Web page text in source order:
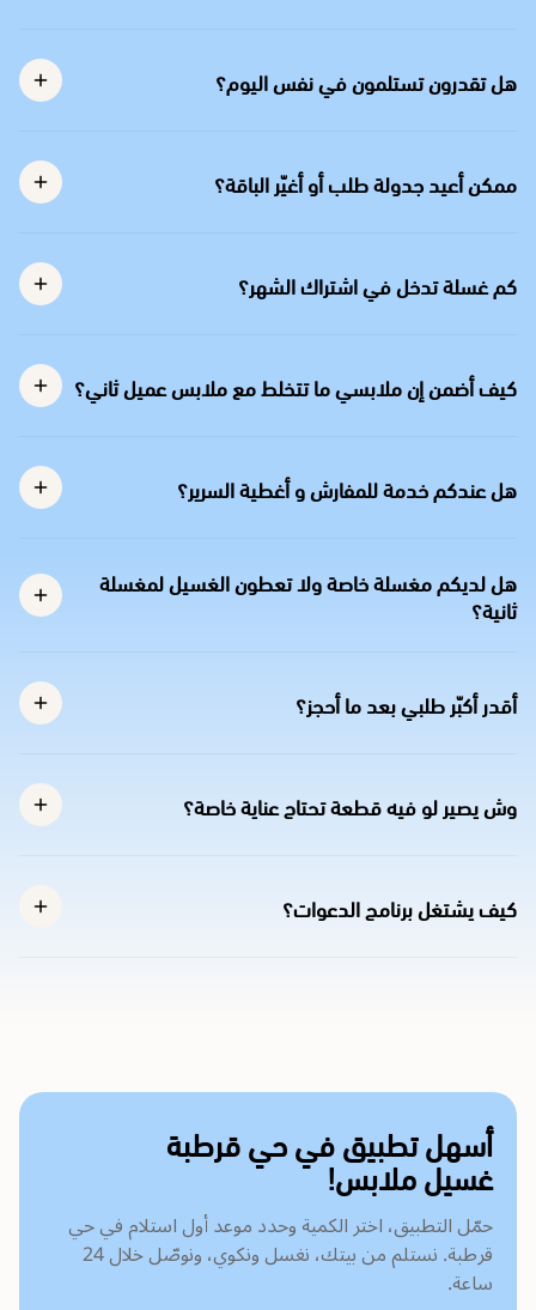
هل تقدرون تستلمون في نفس اليوم؟
ممكن أعيد جدولة طلب أو أغيّر الباقة؟
كم غسلة تدخل في اشتراك الشهر؟
كيف أضمن إن ملابسي ما تتخلط مع ملابس عميل ثاني؟
هل عندكم خدمة للمفارش و أغطية السرير؟
هل لديكم مغسلة خاصة ولا تعطون الغسيل لمغسلة
ثانية؟
أقدر أكبّر طلبي بعد ما أحجز؟
وش يصير لو فيه قطعة تحتاج عناية خاصة؟
كيف يشتغل برنامج الدعوات؟
أسهل تطبيق في حي قرطبة
غسيل ملابس!
حمّل التطبيق، اختر الكمية وحدد موعد أول استلام في حي
قرطبة. نستلم من بيتك، نغسل ونكوي، ونوصّل خلال 24
ساعة.